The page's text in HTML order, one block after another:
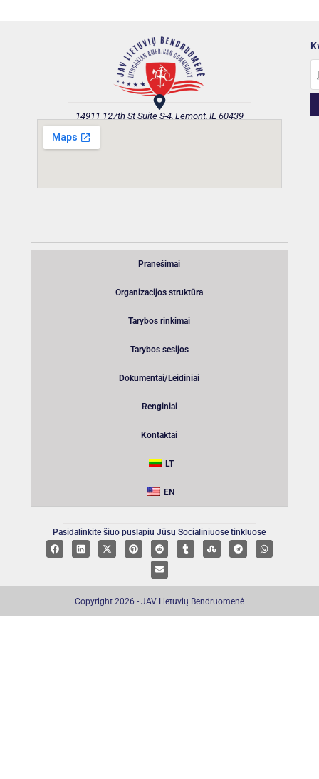
14911 127th St Suite S-4, Lemont, IL 60439
Pranešimai
Organizacijos struktūra
Tarybos rinkimai
Tarybos sesijos
Dokumentai/Leidiniai
Renginiai
Kontaktai
LT
EN
Pasidalinkite šiuo puslapiu Jūsų Socialiniuose tinkluose
Copyright 2026 - JAV Lietuvių Bendruomenė